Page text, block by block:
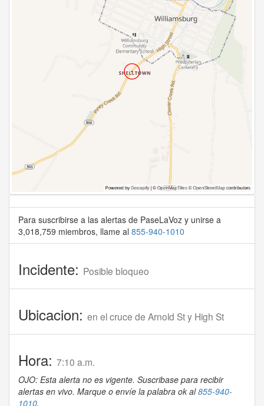
Para suscribirse a las alertas de PaseLaVoz y unirse a
3,018,759 miembros, llame al 855-940-1010
Incidente: Posible bloqueo
Ubicacion: en el cruce de Arnold St y High St
Hora: 7:10 a.m.
OJO: Esta alerta no es vigente. Suscribase para recibir
alertas en vivo. Marque o envíe la palabra ok al855-940-
1010.